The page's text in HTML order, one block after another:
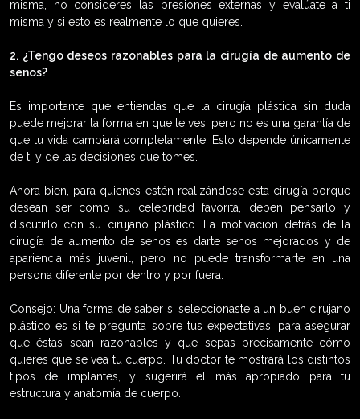
misma, no consideres las presiones externas y evalúate a ti
misma y si esto es realmente lo que quieres.
2. ¿Tengo deseos razonables para la cirugía de aumento de
senos?
Es importante que entiendas que la cirugía plástica sin duda
puede mejorar la forma en que te ves, pero no es una garantía de
que tu vida cambiará completamente. Esto depende únicamente
de ti y de las decisiones que tomes.
Ahora bien, para quienes estén realizándose esta cirugía porque
desean ser como su celebridad favorita, deben pensarlo y
discutirlo con su cirujano plástico. La motivación detrás de la
cirugía de aumento de senos es darte senos mejorados y de
apariencia más juvenil, pero no puede transformarte en una
persona diferente por dentro y por fuera.
Consejo: Una forma de saber si seleccionaste a un buen cirujano
plástico es si te pregunta sobre tus expectativas, para asegurar
que éstas sean razonables y que sepas precisamente cómo
quieres que se vea tu cuerpo. Tu doctor te mostrará los distintos
tipos de implantes, y sugerirá el más apropiado para tu
estructura y anatomía de cuerpo.